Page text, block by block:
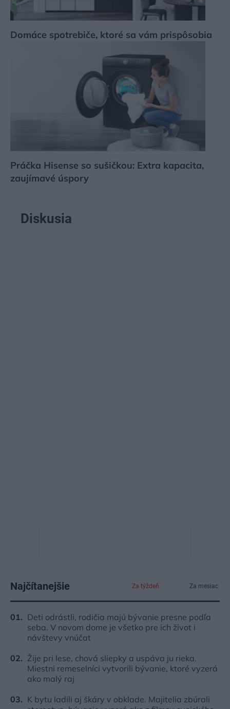
Domáce spotrebiče, ktoré sa vám prispôsobia
Práčka Hisense so sušičkou: Extra kapacita,
zaujímavé úspory
Diskusia
Najčítanejšie Za týždeň Za mesiac
Deti odrástli, rodičia majú bývanie presne podľa
seba. V novom dome je všetko pre ich život i
návštevy vnúčat
Žije pri lese, chová sliepky a uspáva ju rieka.
Miestni remeselníci vytvorili bývanie, ktoré vyzerá
ako malý raj
K bytu ladili aj škáry v obklade. Majitelia zbúrali